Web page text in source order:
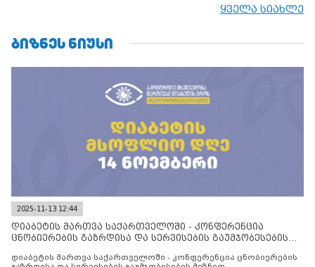
ყველა სიახლე
ᲑᲘᲖᲜᲔᲡ ᲜᲘᲣᲡᲘ
2025-11-13 12:44
დიაბეტის მართვა საქართველოში - კონფერენცია
ცნობიერების გაზრდისა და სერვისების გაუმჯობესების
დიაბეტის მართვა საქართველოში - კონფერენცია ცნობიერების